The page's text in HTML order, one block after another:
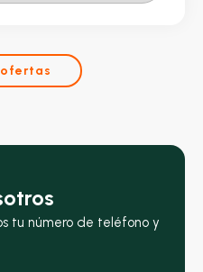
ofertas
tu número de teléfono y